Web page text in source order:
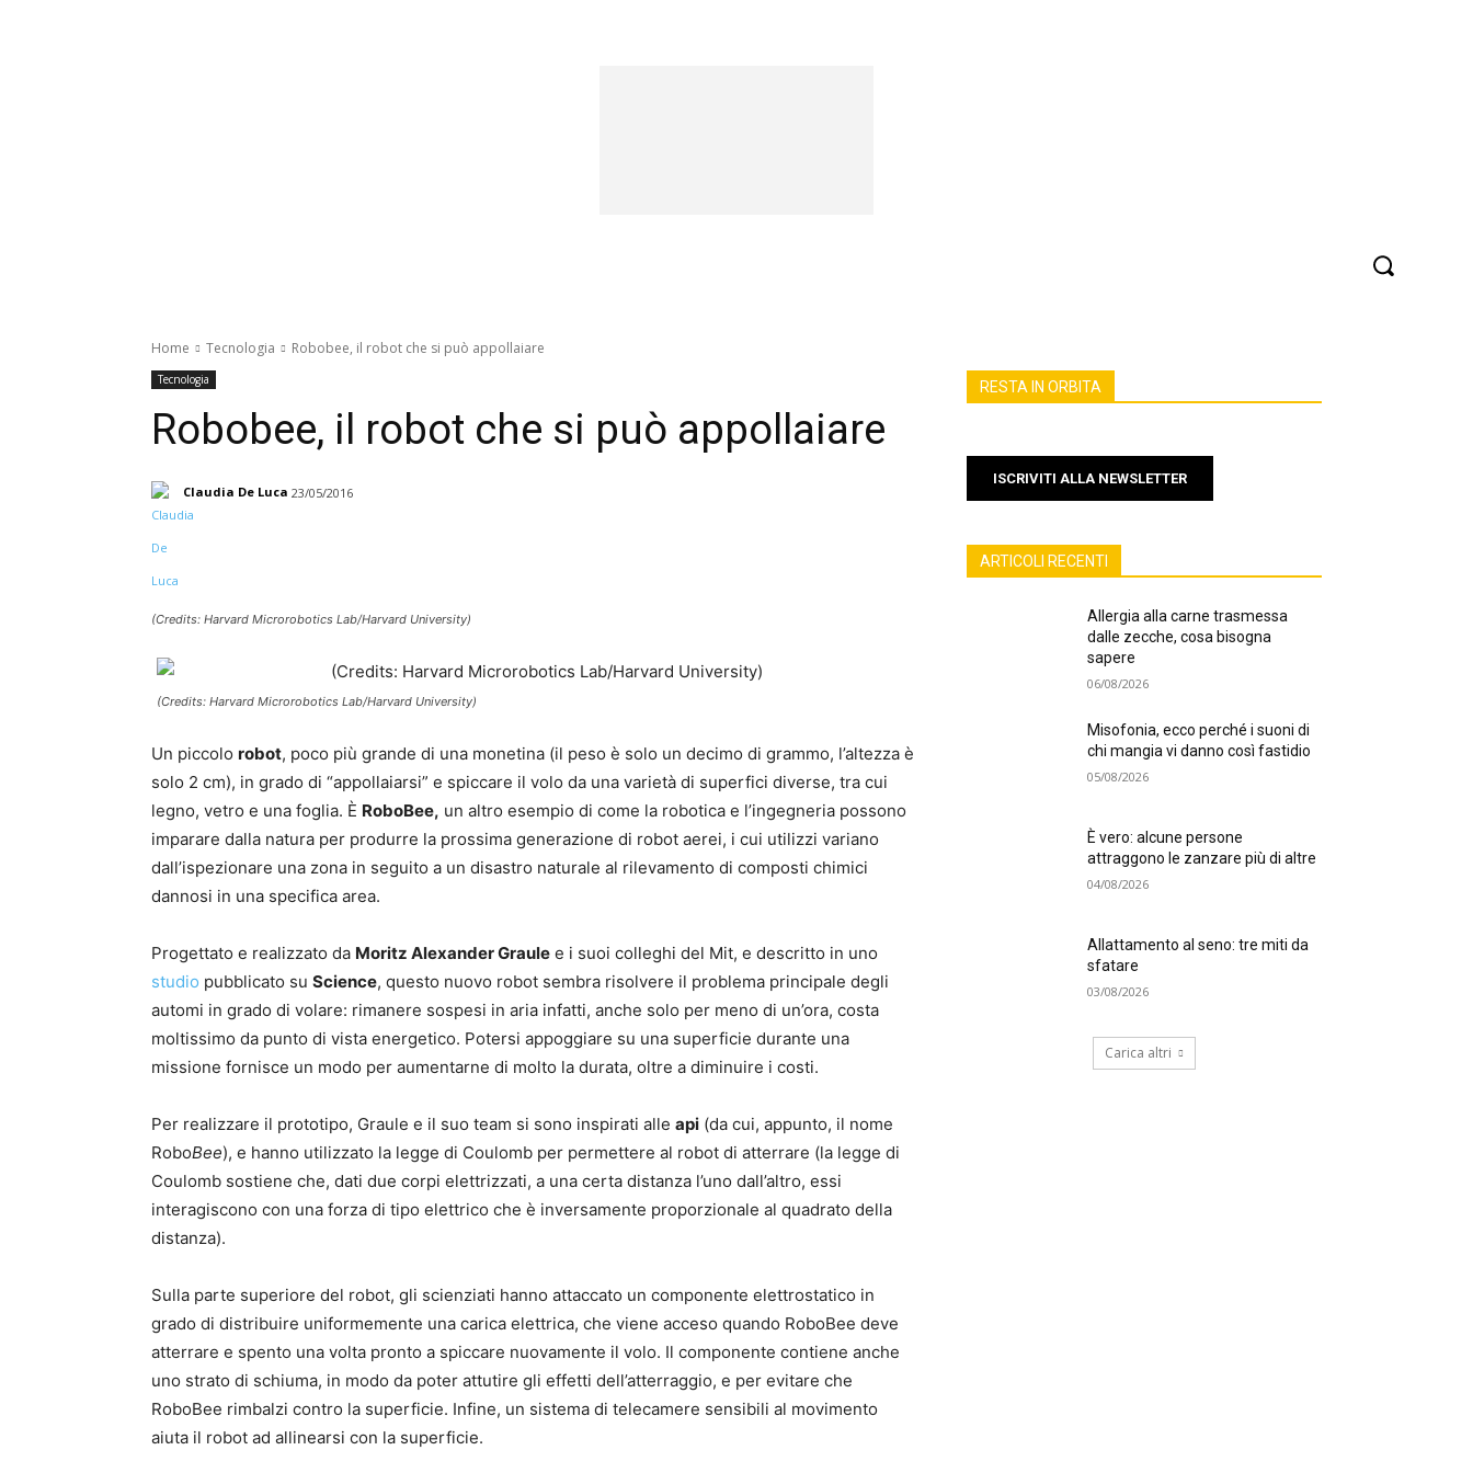
Home Tecnologia Robobee, il robot che si può appollaiare
Tecnologia
Robobee, il robot che si può appollaiare
Claudia De Luca 23/05/2016
(Credits: Harvard Microrobotics Lab/Harvard University)
(Credits: Harvard Microrobotics Lab/Harvard University)
Un piccolo robot, poco più grande di una monetina (il peso è solo un decimo di grammo, l’altezza è
solo 2 cm), in grado di “appollaiarsi” e spiccare il volo da una varietà di superfici diverse, tra cui
legno, vetro e una foglia. È RoboBee, un altro esempio di come la robotica e l’ingegneria possono
imparare dalla natura per produrre la prossima generazione di robot aerei, i cui utilizzi variano
dall’ispezionare una zona in seguito a un disastro naturale al rilevamento di composti chimici
dannosi in una specifica area.
Progettato e realizzato da Moritz Alexander Graule e i suoi colleghi del Mit, e descritto in uno
studio pubblicato su Science, questo nuovo robot sembra risolvere il problema principale degli
automi in grado di volare: rimanere sospesi in aria infatti, anche solo per meno di un’ora, costa
moltissimo da punto di vista energetico. Potersi appoggiare su una superficie durante una
missione fornisce un modo per aumentarne di molto la durata, oltre a diminuire i costi.
Per realizzare il prototipo, Graule e il suo team si sono inspirati alle api (da cui, appunto, il nome
RoboBee), e hanno utilizzato la legge di Coulomb per permettere al robot di atterrare (la legge di
Coulomb sostiene che, dati due corpi elettrizzati, a una certa distanza l’uno dall’altro, essi
interagiscono con una forza di tipo elettrico che è inversamente proporzionale al quadrato della
distanza).
Sulla parte superiore del robot, gli scienziati hanno attaccato un componente elettrostatico in
grado di distribuire uniformemente una carica elettrica, che viene acceso quando RoboBee deve
atterrare e spento una volta pronto a spiccare nuovamente il volo. Il componente contiene anche
uno strato di schiuma, in modo da poter attutire gli effetti dell’atterraggio, e per evitare che
RoboBee rimbalzi contro la superficie. Infine, un sistema di telecamere sensibili al movimento
aiuta il robot ad allinearsi con la superficie.
RESTA IN ORBITA
ISCRIVITI ALLA NEWSLETTER
ARTICOLI RECENTI
Allergia alla carne trasmessa
dalle zecche, cosa bisogna
sapere
06/08/2026
Misofonia, ecco perché i suoni di
chi mangia vi danno così fastidio
05/08/2026
È vero: alcune persone
attraggono le zanzare più di altre
04/08/2026
Allattamento al seno: tre miti da
sfatare
03/08/2026
Carica altri